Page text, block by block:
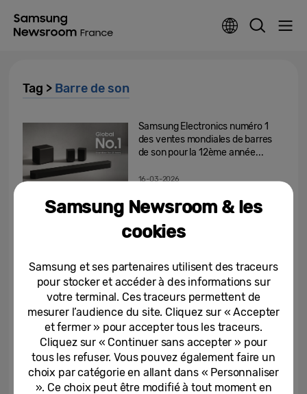
Tag > Barre de son
Samsung Electronics numéro 1
des ventes mondiales de barres
de son pour la 12ème année...
16-03-2026
Samsung leader mondial des
consécutive
Samsung à la tête du marché
mondial des barres de son
depuis 10 ans
13-05-2024
Zoom sur les dernières
nouveautés TV et AV 2024
Samsung Newsroom & les
cookies
Samsung et ses partenaires utilisent des traceurs
pour stocker et accéder à des informations sur
votre terminal. Ces traceurs permettent de
mesurer l’audience du site. Cliquez sur « Accepter
et fermer » pour accepter tous les traceurs.
Cliquez sur « Continuer sans accepter » pour
tous les refuser. Vous pouvez également faire un
choix par catégorie en allant dans « Personnaliser
». Ce choix peut être modifié à tout moment en